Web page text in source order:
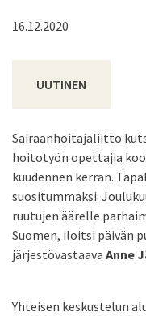
16.12.2020
UUTINEN
Sairaanhoitajaliitto
hoitotyön opettajia
kuudennen kerran.
suositummaksi.
ruutujen äärelle
Suomen, iloitsi päivän
järjestövastaava Anne
Yhteisen keskustelun